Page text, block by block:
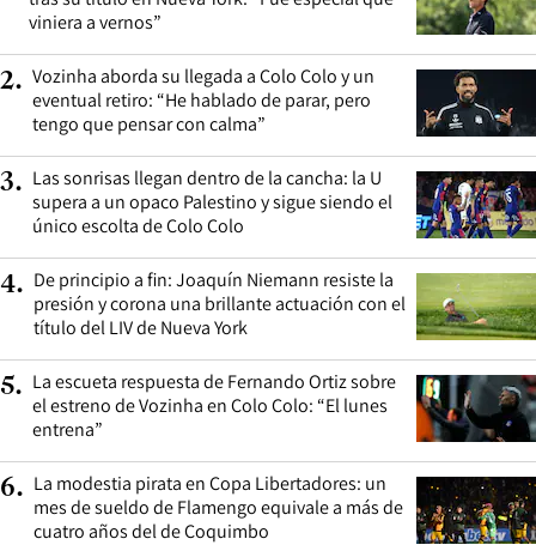
viniera a vernos”
2. Vozinha aborda su llegada a Colo Colo y un
eventual retiro: “He hablado de parar, pero
tengo que pensar con calma”
3. Las sonrisas llegan dentro de la cancha: la U
supera a un opaco Palestino y sigue siendo el
único escolta de Colo Colo
4. De principio a fin: Joaquín Niemann resiste la
presión y corona una brillante actuación con el
título del LIV de Nueva York
5. La escueta respuesta de Fernando Ortiz sobre
el estreno de Vozinha en Colo Colo: “El lunes
entrena”
6. La modestia pirata en Copa Libertadores: un
mes de sueldo de Flamengo equivale a más de
cuatro años del de Coquimbo